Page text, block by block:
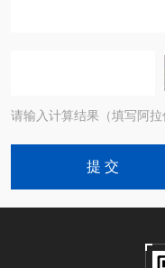
请输入计算结果（填写阿